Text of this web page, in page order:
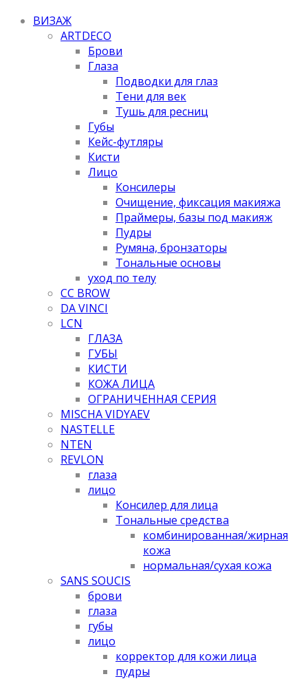
ВИЗАЖ
ARTDECO
Брови
Глаза
Подводки для глаз
Тени для век
Тушь для ресниц
Губы
Кейс-футляры
Кисти
Лицо
Консилеры
Очищение, фиксация макияжа
Праймеры, базы под макияж
Пудры
Румяна, бронзаторы
Тональные основы
уход по телу
CC BROW
DA VINCI
LCN
ГЛАЗА
ГУБЫ
КИСТИ
КОЖА ЛИЦА
ОГРАНИЧЕННАЯ СЕРИЯ
MISCHA VIDYAEV
NASTELLE
NTEN
REVLON
глаза
лицо
Консилер для лица
Тональные средства
комбинированная/жирная
кожа
нормальная/cухая кожа
SANS SOUCIS
брови
глаза
губы
лицо
корректор для кожи лица
пудры